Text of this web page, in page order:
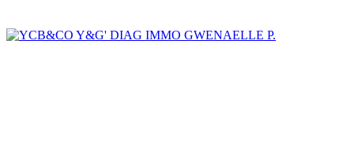
GWENAELLE P.